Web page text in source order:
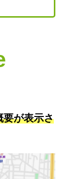
要が表示さ